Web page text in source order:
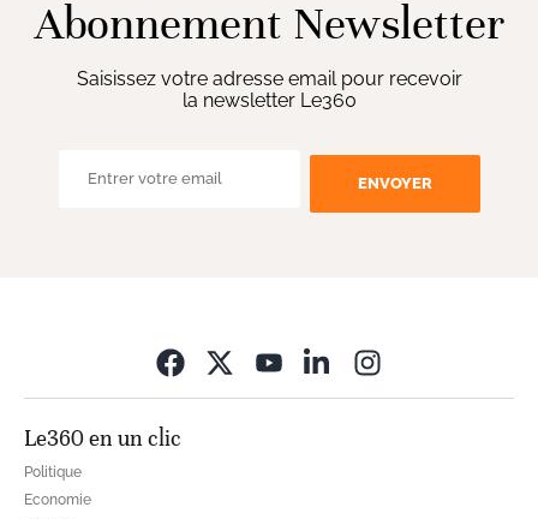
Abonnement Newsletter
Saisissez votre adresse email pour recevoir
la newsletter Le360
ENVOYER
Le360 en un clic
Politique
Economie